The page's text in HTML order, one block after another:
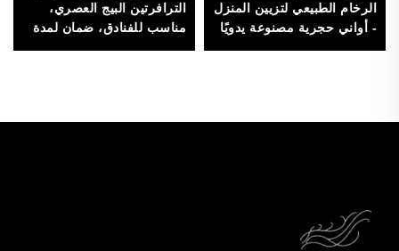
الرخام الطبيعي لتزيين المنزل
- أواني حجرية مصنوعة يدويًا
للصالة أو المدخل أو المكتب
الترافرتين البيج العصري،
مناسب للفنادق، ضمان لمدة
سنة واحدة، تشطيب سطحي